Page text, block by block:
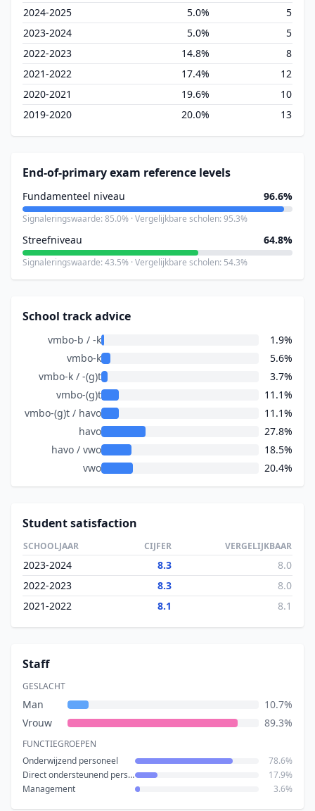
2024-2025 5.0%
5
2023-2024
5.0%
5
2022-2023
14.8%
8
2021-2022
17.4%
12
2020-2021
19.6%
10
2019-2020
20.0% 13
End-of-primary exam reference levels
Fundamenteel niveau 96.6%
Signaleringswaarde: 85.0% · Vergelijkbare scholen: 95.3%
Streefniveau 64.8%
Signaleringswaarde: 43.5% · Vergelijkbare scholen: 54.3%
School track advice
vmbo-b / -k
1.9%
vmbo-k
5.6%
vmbo-k / -(g)t
3.7%
vmbo-(g)t
11.1%
vmbo-(g)t / havo
11.1%
havo
27.8%
havo / vwo
18.5%
vwo
20.4%
Student satisfaction
SCHOOLJAAR CIJFER VERGELIJKBAAR
2023-2024 8.3
8.0
2022-2023
8.3
8.0
2021-2022
8.1 8.1
Staff
GESLACHT
Man
10.7%
Vrouw
89.3%
FUNCTIEGROEPEN
Onderwijzend personeel
78.6%
Direct ondersteunend personeel
17.9%
Management
3.6%